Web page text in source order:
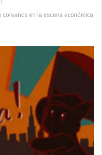
en la escena económica